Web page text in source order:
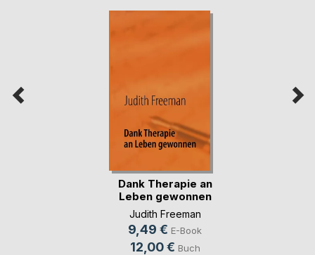
Dank Therapie an
Leben gewonnen
Judith Freeman
9,49 € E-Book
12,00 € Buch